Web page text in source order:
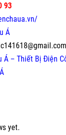
93
Á
Á – Thiết Bị Điện
yet.